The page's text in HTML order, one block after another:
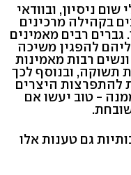
ניסיון, ובוודאי
בקהילה מרכינים
רבים מאמינים
להפגין משיכה
רבות מאמינות
תשוקה, ובנוסף לכך
להתפרצות היצרים
- טוב יעשו אם
גם טענות אלו